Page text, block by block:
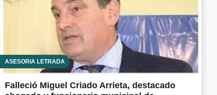
ASESORÍA LETRADA
Falleció Miguel Criado Arrieta, destacado